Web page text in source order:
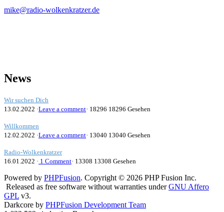
mike@radio-wolkenkratzer.de
News
Wir suchen Dich
13.02.2022 ·Leave a comment· 18296 18296 Gesehen
Willkommen
12.02.2022 ·Leave a comment· 13040 13040 Gesehen
Radio-Wolkenkratzer
16.01.2022 · 1 Comment· 13308 13308 Gesehen
Powered by PHPFusion. Copyright © 2026 PHP Fusion Inc.
Released as free software without warranties underGNU Affero
GPL v3.
Darkcore by PHPFusion Development Team